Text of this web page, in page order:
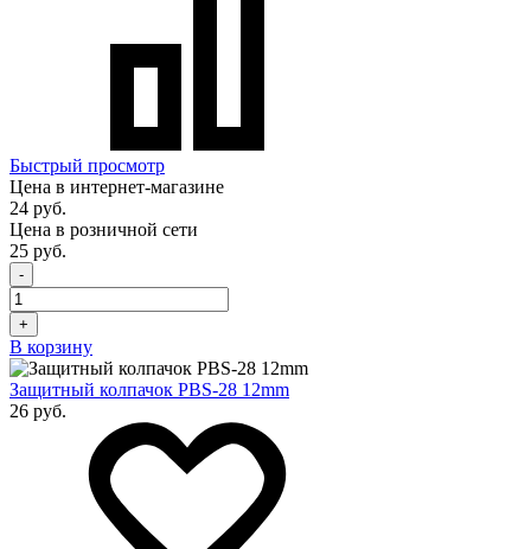
Быстрый просмотр
Цена в интернет-магазине
24 руб.
Цена в розничной сети
25 руб.
-
+
В корзину
Защитный колпачок PBS-28 12mm
26 руб.